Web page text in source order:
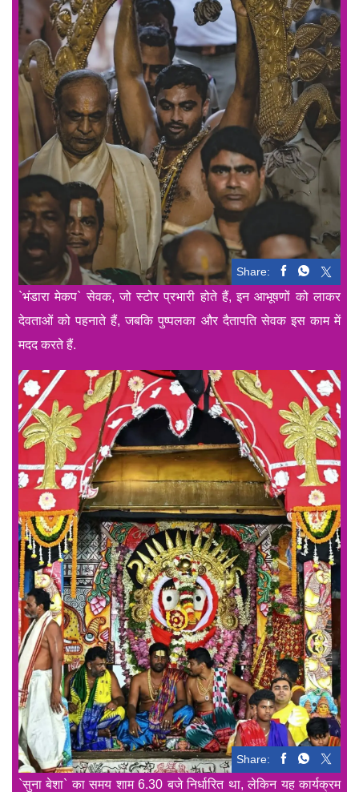
Share:
`भंडारा मेकप` सेवक, जो स्टोर प्रभारी होते हैं, इन आभूषणों को लाकर
देवताओं को पहनाते हैं, जबकि पुष्पलका और दैतापति सेवक इस काम में
मदद करते हैं.
Share:
`सुना बेशा` का समय शाम 6.30 बजे निर्धारित था, लेकिन यह कार्यक्रम